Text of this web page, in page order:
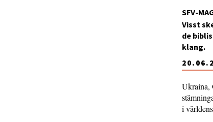
SFV-
Visst
de
klang.
Ukraina,
i